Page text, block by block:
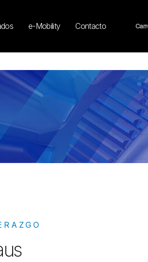
e-Mobility Contacto